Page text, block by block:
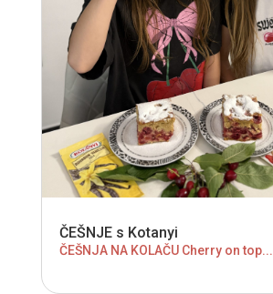
ČEŠNJE s Kotanyi
ČEŠNJA NA KOLAČU Cherry on top...